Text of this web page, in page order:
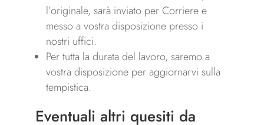
l’originale, sarà inviato per Corriere e
messo a vostra disposizione presso i
nostri uffici.
Per tutta la durata del lavoro, saremo a
vostra disposizione per aggiornarvi sulla
tempistica.
Eventuali altri quesiti da